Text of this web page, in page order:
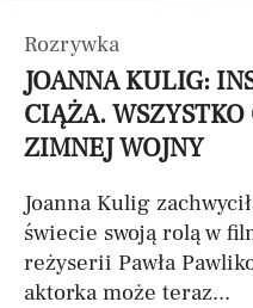
Rozrywka
JOANNA KULIG:
CIĄŻA.
ZIMNEJ WOJNY
Joanna Kulig
świecie swoją rolą w
reżyserii Pawła
aktorka może teraz...